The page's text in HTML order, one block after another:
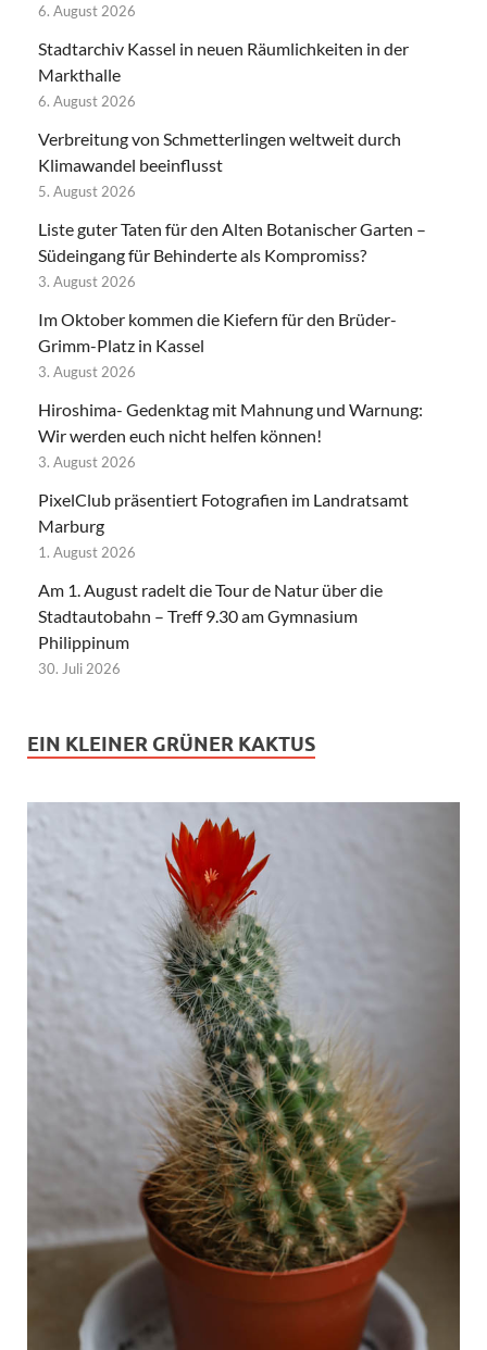
6. August 2026
Stadtarchiv Kassel in neuen Räumlichkeiten in der
Markthalle
6. August 2026
Verbreitung von Schmetterlingen weltweit durch
Klimawandel beeinflusst
5. August 2026
Liste guter Taten für den Alten Botanischer Garten –
Südeingang für Behinderte als Kompromiss?
3. August 2026
Im Oktober kommen die Kiefern für den Brüder-
Grimm-Platz in Kassel
3. August 2026
Hiroshima- Gedenktag mit Mahnung und Warnung:
Wir werden euch nicht helfen können!
3. August 2026
PixelClub präsentiert Fotografien im Landratsamt
Marburg
1. August 2026
Am 1. August radelt die Tour de Natur über die
Stadtautobahn – Treff 9.30 am Gymnasium
Philippinum
30. Juli 2026
EIN KLEINER GRÜNER KAKTUS